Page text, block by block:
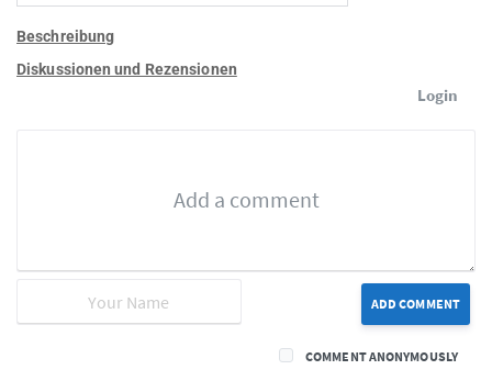
Beschreibung
Diskussionen und Rezensionen
Login
ADD COMMENT
COMMENT ANONYMOUSLY